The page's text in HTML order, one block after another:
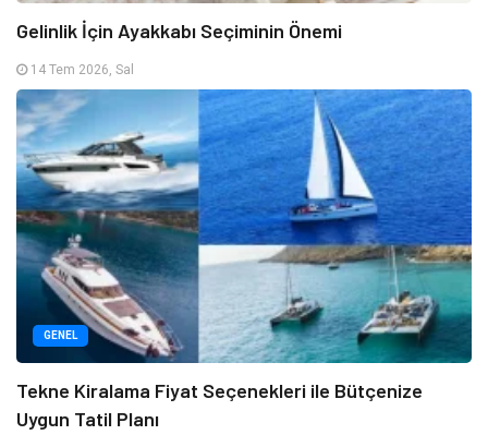
Gelinlik İçin Ayakkabı Seçiminin Önemi
14 Tem 2026, Sal
GENEL
Tekne Kiralama Fiyat Seçenekleri ile Bütçenize
Uygun Tatil Planı